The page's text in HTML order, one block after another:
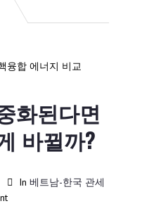
화된다면
바뀔까?
In 베트남-한국 관세